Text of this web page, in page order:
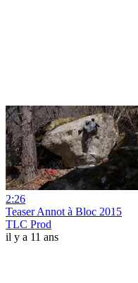
2:26
Teaser Annot à Bloc 2015
TLC Prod
il y a 11 ans